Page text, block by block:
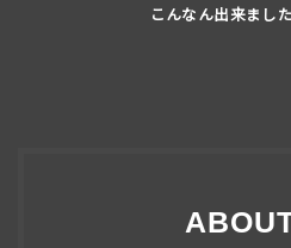
こんなん出来まし